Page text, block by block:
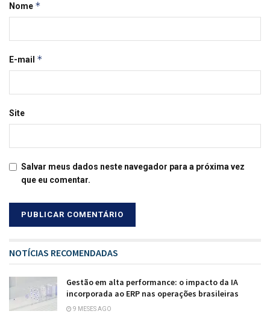
Nome *
E-mail *
Site
Salvar meus dados neste navegador para a próxima vez
que eu comentar.
NOTÍCIAS RECOMENDADAS
Gestão em alta performance: o impacto da IA
incorporada ao ERP nas operações brasileiras
9 MESES AGO